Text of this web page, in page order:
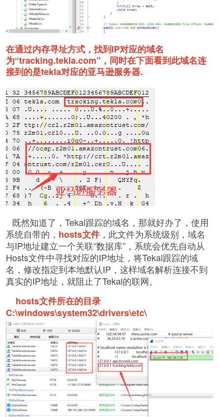
在通过内存寻址方式，找到IP对应的域名
为“tracking.tekla.com”，同时在下面看到此域名连
接到的是tekla对应的亚马逊服务器.
既然知道了，Tekal跟踪的域名，那就好办了，使用
系统自带的， hosts文件，此文件为系统级别，域名
与IP地址建立一个关联“数据库”，系统会优先自动从
Hosts文件中寻找对应的IP地址，将Tekal跟踪的域
名，修改指定到本地默认IP，这样域名解析连接不到
真实的IP地址，就阻止了Tekal的联网。
hosts文件所在的目录
C:\windows\system32\drivers\etc\